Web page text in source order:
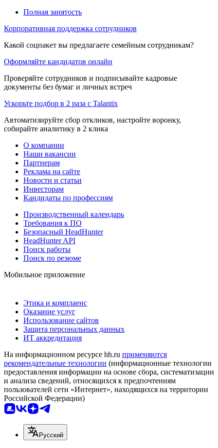
Полная занятость
Корпоративная поддержка сотрудников
Какой соцпакет вы предлагаете семейным сотрудникам?
Оформляйте кандидатов онлайн
Проверяйте сотрудников и подписывайте кадровые
документы без бумаг и личных встреч
Ускорьте подбор в 2 раза с Talantix
Автоматизируйте сбор откликов, настройте воронку,
собирайте аналитику в 2 клика
О компании
Наши вакансии
Партнерам
Реклама на сайте
Новости и статьи
Инвесторам
Кандидаты по профессиям
Производственный календарь
Требования к ПО
Безопасный HeadHunter
HeadHunter API
Поиск работы
Поиск по резюме
Мобильное приложение
Этика и комплаенс
Оказание услуг
Использование сайтов
Защита персональных данных
ИТ аккредитация
На информационном ресурсе hh.ru применяются
рекомендательные технологии (информационные технологии
предоставления информации на основе сбора, систематизации
и анализа сведений, относящихся к предпочтениям
пользователей сети «Интернет», находящихся на территории
Российской Федерации)
Русский